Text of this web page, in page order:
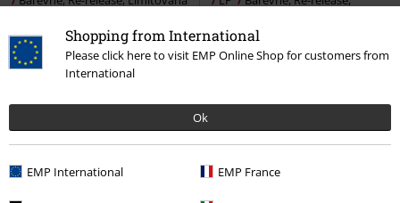
Shopping from International
Please click here to visit EMP Online Shop for customers from
International
Ok
EMP International EMP France